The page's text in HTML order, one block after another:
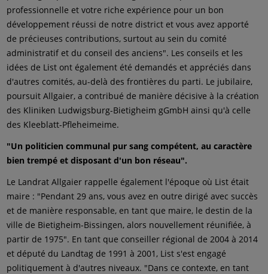
professionnelle et votre riche expérience pour un bon
développement réussi de notre district et vous avez apporté
de précieuses contributions, surtout au sein du comité
administratif et du conseil des anciens". Les conseils et les
idées de List ont également été demandés et appréciés dans
d'autres comités, au-delà des frontières du parti. Le jubilaire,
poursuit Allgaier, a contribué de manière décisive à la création
des Kliniken Ludwigsburg-Bietigheim gGmbH ainsi qu'à celle
des Kleeblatt-Pfleheimeime.
"Un politicien communal pur sang compétent, au caractère
bien trempé et disposant d'un bon réseau".
Le Landrat Allgaier rappelle également l'époque où List était
maire : "Pendant 29 ans, vous avez en outre dirigé avec succès
et de manière responsable, en tant que maire, le destin de la
ville de Bietigheim-Bissingen, alors nouvellement réunifiée, à
partir de 1975". En tant que conseiller régional de 2004 à 2014
et député du Landtag de 1991 à 2001, List s'est engagé
politiquement à d'autres niveaux. "Dans ce contexte, en tant